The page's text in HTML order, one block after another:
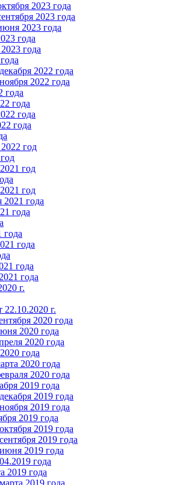
2023 года
2023 года
2023 года
года
года
2022 года
2022 года
года
года
года
года
год
год
год
года
года
года
года
года
года
г.
г.
2020 года
2020 года
2020 года
года
2020 года
2020 года
2019 года
2019 года
2019 года
2019 года
2019 года
2019 года
2019 года
года
2019 года
2019 года